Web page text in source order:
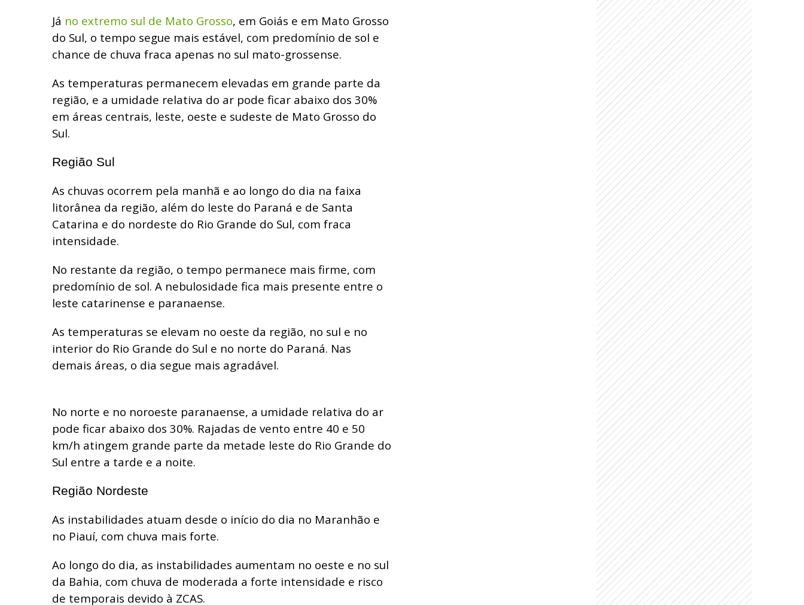
Já no extremo sul de Mato Grosso, em Goiás e em Mato Grosso
do Sul, o tempo segue mais estável, com predomínio de sol e
chance de chuva fraca apenas no sul mato-grossense.
As temperaturas permanecem elevadas em grande parte da
região, e a umidade relativa do ar pode ficar abaixo dos 30%
em áreas centrais, leste, oeste e sudeste de Mato Grosso do
Sul.
Região Sul
As chuvas ocorrem pela manhã e ao longo do dia na faixa
litorânea da região, além do leste do Paraná e de Santa
Catarina e do nordeste do Rio Grande do Sul, com fraca
intensidade.
No restante da região, o tempo permanece mais firme, com
predomínio de sol. A nebulosidade fica mais presente entre o
leste catarinense e paranaense.
As temperaturas se elevam no oeste da região, no sul e no
interior do Rio Grande do Sul e no norte do Paraná. Nas
demais áreas, o dia segue mais agradável.
No norte e no noroeste paranaense, a umidade relativa do ar
pode ficar abaixo dos 30%. Rajadas de vento entre 40 e 50
km/h atingem grande parte da metade leste do Rio Grande do
Sul entre a tarde e a noite.
Região Nordeste
As instabilidades atuam desde o início do dia no Maranhão e
no Piauí, com chuva mais forte.
Ao longo do dia, as instabilidades aumentam no oeste e no sul
da Bahia, com chuva de moderada a forte intensidade e risco
de temporais devido à ZCAS.